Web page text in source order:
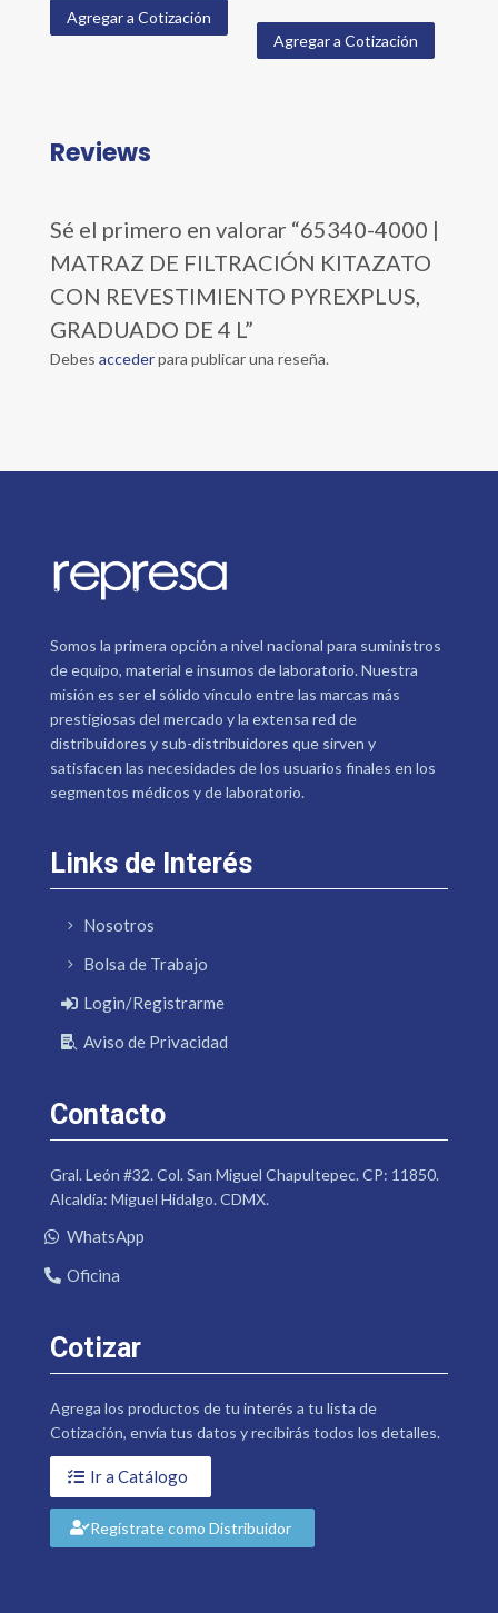
Agregar a Cotización
Agregar a Cotización
Reviews
Sé el primero en valorar “65340-4000 |
MATRAZ DE FILTRACIÓN KITAZATO
CON REVESTIMIENTO PYREXPLUS,
GRADUADO DE 4 L”
Debes accederpara publicar una reseña.
Somos la primera opción a nivel nacional para suministros
de equipo, material e insumos de laboratorio. Nuestra
misión es ser el sólido vínculo entre las marcas más
prestigiosas del mercado y la extensa red de
distribuidores y sub-distribuidores que sirven y
satisfacen las necesidades de los usuarios finales en los
segmentos médicos y de laboratorio.
Links de Interés
Nosotros
Bolsa de Trabajo
Login/Registrarme
Aviso de Privacidad
Contacto
Gral. León #32. Col. San Miguel Chapultepec. CP: 11850.
Alcaldía: Miguel Hidalgo. CDMX.
WhatsApp
Oficina
Cotizar
Agrega los productos de tu interés a tu lista de
Cotización, envía tus datos y recibirás todos los detalles.
Ir a Catálogo
Regístrate como Distribuidor